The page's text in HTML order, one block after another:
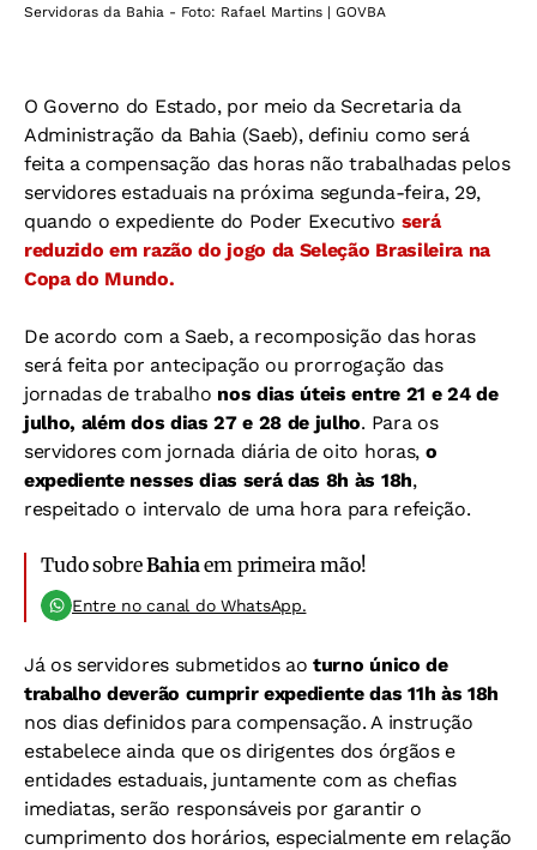
Servidoras da Bahia - Foto: Rafael Martins | GOVBA
O Governo do Estado, por meio da Secretaria da
Administração da Bahia (Saeb), definiu como será
feita a compensação das horas não trabalhadas pelos
servidores estaduais na próxima segunda-feira, 29,
quando o expediente do Poder Executivo será
reduzido em razão do jogo da Seleção Brasileira na
Copa do Mundo.
De acordo com a Saeb, a recomposição das horas
será feita por antecipação ou prorrogação das
jornadas de trabalho nos dias úteis entre 21 e 24 de
julho, além dos dias 27 e 28 de julho. Para os
servidores com jornada diária de oito horas,o
expediente nesses dias será das 8h às 18h,
respeitado o intervalo de uma hora para refeição.
Tudo sobreBahiaem primeira mão!
Entre no canal do WhatsApp.
Já os servidores submetidos aoturno único de
trabalho deverão cumprir expediente das 11h às 18h
nos dias definidos para compensação. A instrução
estabelece ainda que os dirigentes dos órgãos e
entidades estaduais, juntamente com as chefias
imediatas, serão responsáveis por garantir o
cumprimento dos horários, especialmente em relação